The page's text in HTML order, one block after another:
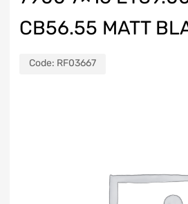
CB56.55 MATT
Code: RF03667